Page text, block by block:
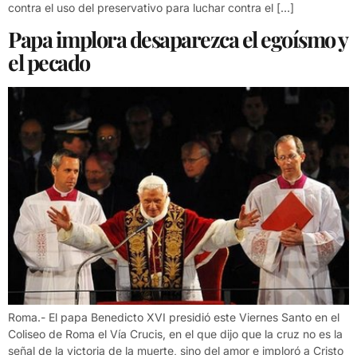
contra el uso del preservativo para luchar contra el […]
Papa implora desaparezca el egoísmo y
el pecado
Roma.- El papa Benedicto XVI presidió este Viernes Santo en el
Coliseo de Roma el Vía Crucis, en el que dijo que la cruz no es la
señal de la victoria de la muerte, sino del amor e imploró a Cristo